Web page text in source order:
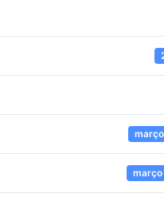
março